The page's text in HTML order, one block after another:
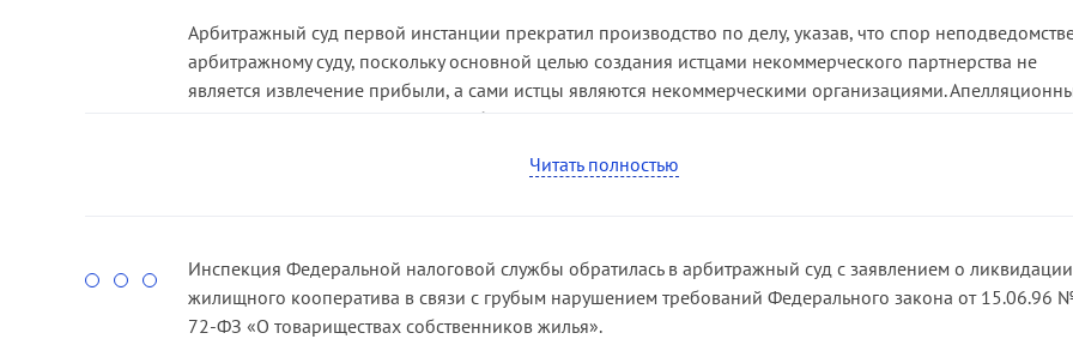
Арбитражный суд первой инстанции прекратил производство по делу, указав, что спор
арбитражному суду, поскольку основной целью создания истцами некоммерческого партнерства не
является извлечение прибыли, а сами истцы являются некоммерческими организациями.
суд оставил данное определение без изменения. Суд кассационной инстанции также согласился с
лицами для содействия ее членам в осуществлении деятельности, направленной на достижение целей,
предусмотренных пунктом 2 статьи 2 Закона. Такими целями, в частности, являются цели социальные,
Читать полностью
Инспекция Федеральной налоговой службы обратилась в арбитражный суд с заявлением о ликвидации
жилищного кооператива в связи с грубым нарушением требований Федерального закона от 15.06.96
72-ФЗ «О товариществах собственников жилья».